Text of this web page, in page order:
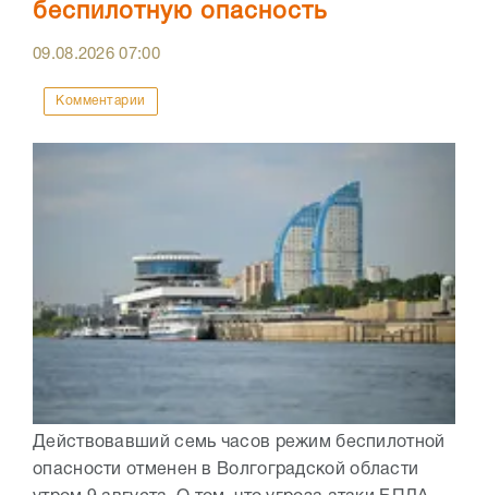
беспилотную опасность
09.08.202607:00
Комментарии
Действовавший семь часов режим беспилотной
опасности отменен в Волгоградской области